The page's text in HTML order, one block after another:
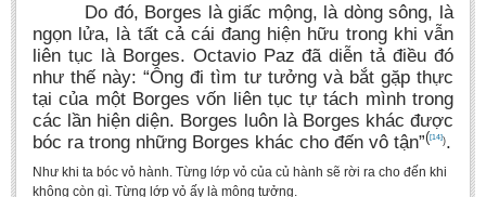
Do đó, Borges là giấc mộng, là dòng sông, là
ngọn lửa, là tất cả cái đang hiện hữu trong khi vẫn
liên tục là Borges. Octavio Paz đã diễn tả điều đó
như thế này: “Ông đi tìm tư tưởng và bắt gặp thực
tại của một Borges vốn liên tục tự tách mình trong
các lần hiện diện. Borges luôn là Borges khác được
bóc ra trong những Borges khác cho đến vô tận”([14]).
Như khi ta bóc vỏ hành. Từng lớp vỏ của củ hành sẽ rời ra cho đến khi
không còn gì. Từng lớp vỏ ấy là mộng tưởng.